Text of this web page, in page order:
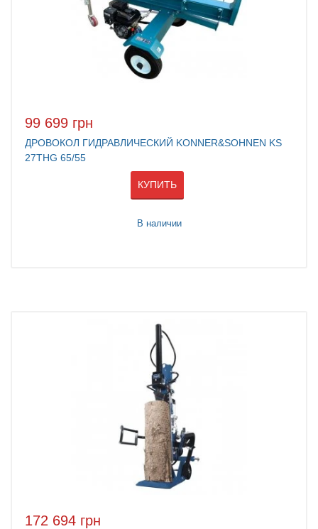
99 699 грн
ДРОВОКОЛ ГИДРАВЛИЧЕСКИЙ KONNER&SOHNEN KS
27THG 65/55
КУПИТЬ
В наличии
172 694 грн